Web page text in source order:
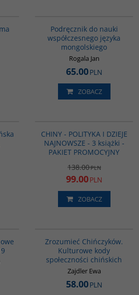
Podręcznik do nauki
współczesnego języka
mongolskiego
Rogala Jan
65.00PLN
ZOBACZ
CHINY - POLITYKA I DZIEJE
NAJNOWSZE - 3 książki -
PAKIET PROMOCYJNY
138.00PLN
99.00PLN
ZOBACZ
Zrozumieć Chińczyków.
Kulturowe kody
społeczności chińskich
Zajdler Ewa
58.00PLN